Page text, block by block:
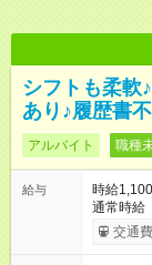
シフトも柔軟
あり♪履歴書
アルバイト 職種
給与
時給
通常時給
1463円 高校生時給
00）時給+150円 【試用期間】試
交通